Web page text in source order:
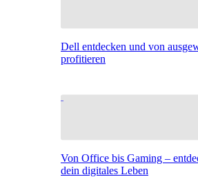
Dell entdecken und von
profitieren
Von Office bis Gaming –
dein digitales Leben